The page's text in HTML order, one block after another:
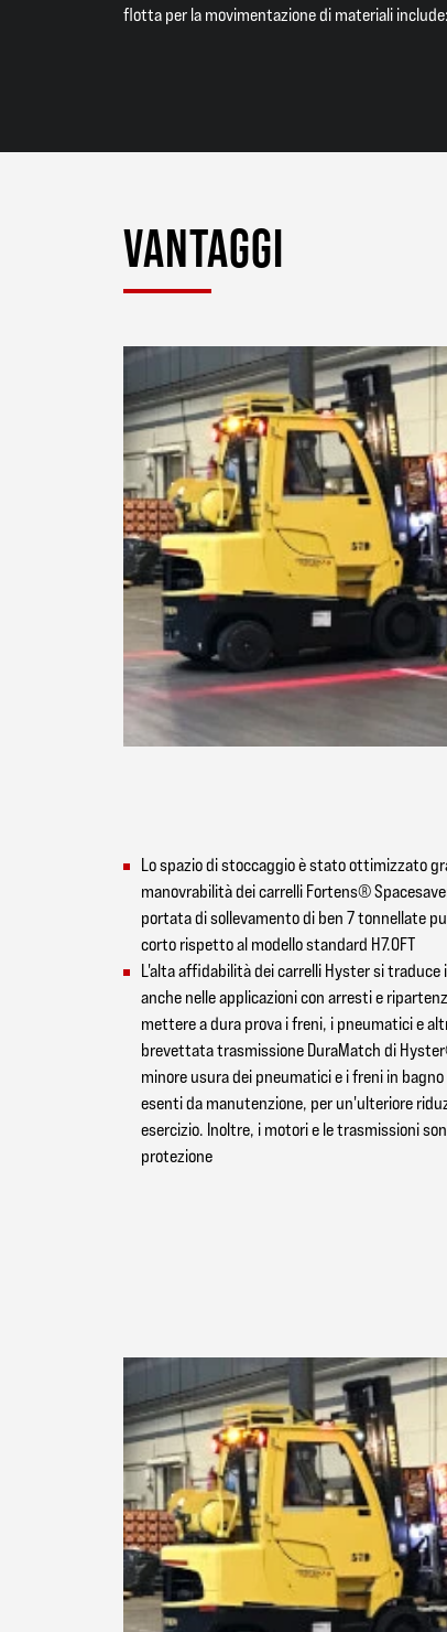
flotta per la movimentazione di materiali include:
VANTAGGI
Lo spazio di stoccaggio è stato ottimizzato
manovrabilità dei carrelli Fortens®
portata di sollevamento di ben 7 tonnellate
corto rispetto al modello standard H7.0FT
L'alta affidabilità dei carrelli Hyster si traduce
anche nelle applicazioni con arresti e
mettere a dura prova i freni, i pneumatici e
brevettata trasmissione DuraMatch di
minore usura dei pneumatici e i freni in
esenti da manutenzione, per un'ulteriore
esercizio. Inoltre, i motori e le trasmissioni
protezione